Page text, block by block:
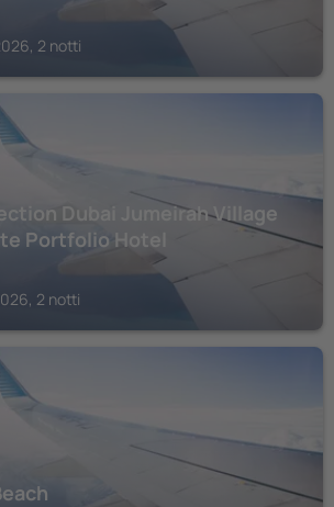
2 notti
Dubai Jumeirah Village
Portfolio Hotel
2 notti